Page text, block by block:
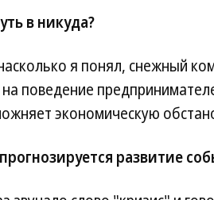
в никуда?
я понял, снежный
поведение
экономическую
развитие